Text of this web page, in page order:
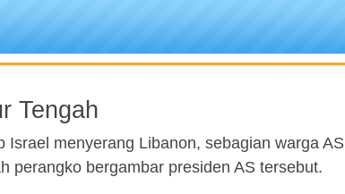
Tengah
menyerang Libanon, sebagian warga AS
perangko bergambar presiden AS tersebut.